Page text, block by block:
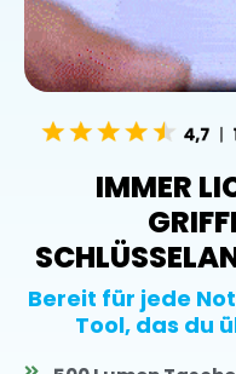
IMMER
Bereit für jede
Tool, das du